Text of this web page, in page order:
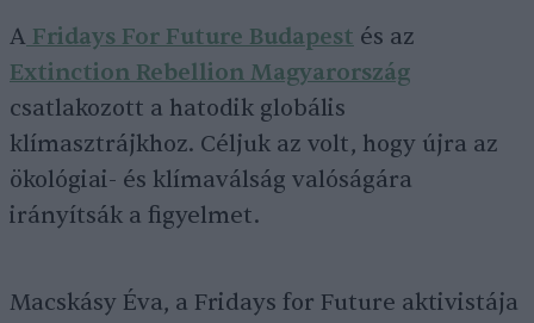
A Fridays For Future Budapest és az
Extinction Rebellion Magyarország
csatlakozott a hatodik globális
klímasztrájkhoz. Céljuk az volt, hogy újra az
ökológiai- és klímaválság valóságára
irányítsák a figyelmet.
Macskásy Éva, a Fridays for Future aktivistája